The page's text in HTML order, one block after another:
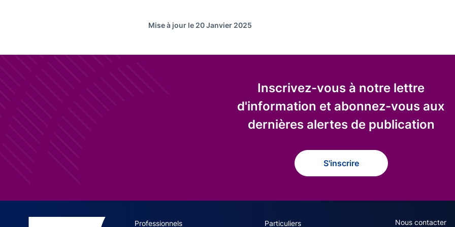
Mise à jour le 20 Janvier 2025
Inscrivez-vous à notre lettre
d'information et abonnez-vous aux
dernières alertes de publication
S'inscrire
Professionnels Particuliers ACPR footer
Nous contacter